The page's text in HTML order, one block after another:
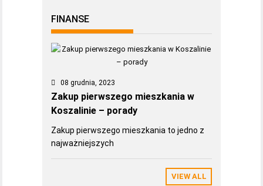
FINANSE
08 grudnia, 2023
Zakup pierwszego mieszkania w
Koszalinie – porady
Zakup pierwszego mieszkania to jedno z
najważniejszych
VIEW ALL